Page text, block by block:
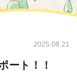
2025.08.21
ート！！